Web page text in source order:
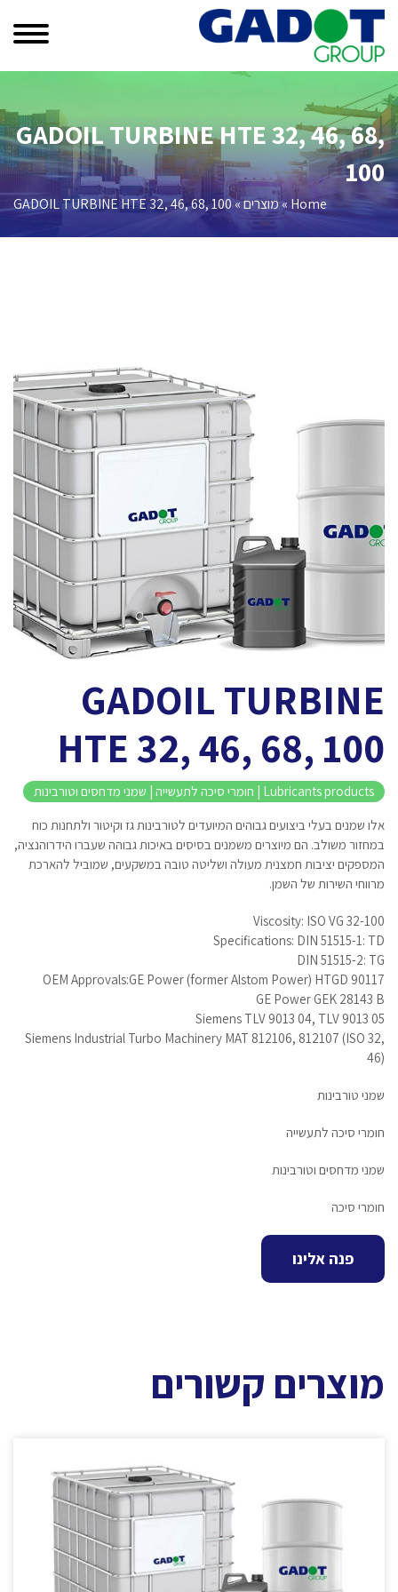
GADOIL TURBINE HTE 32, 46, 68,
100
Home
»מוצרים»
GADOIL TURBINE HTE 32, 46, 68, 100
GADOIL TURBINE
HTE 32, 46, 68, 100
Lubricants products | חומרי סיכה לתעשייה | שמני מדחסים וטורבינות
אלו שמנים בעלי ביצועים גבוהים המיועדים לטורבינות גז וקיטור ולתחנות כוח
במחזור משולב. הם מיוצרים משמנים בסיסים באיכות גבוהה שעברו הידרוהנציה,
המספקים יציבות חמצנית מעולה ושליטה טובה במשקעים, שמוביל להארכת
מרווחי השירות של השמן.
Viscosity: ISO VG 32-100
Specifications: DIN 51515-1: TD
DIN 51515-2: TG
OEM Approvals:GE Power (former Alstom Power) HTGD 90117
GE Power GEK 28143 B
Siemens TLV 9013 04, TLV 9013 05
Siemens Industrial Turbo Machinery MAT 812106, 812107 (ISO 32,
46)
שמני טורבינות
חומרי סיכה לתעשייה
שמני מדחסים וטורבינות
חומרי סיכה
פנה אלינו
מוצרים קשורים